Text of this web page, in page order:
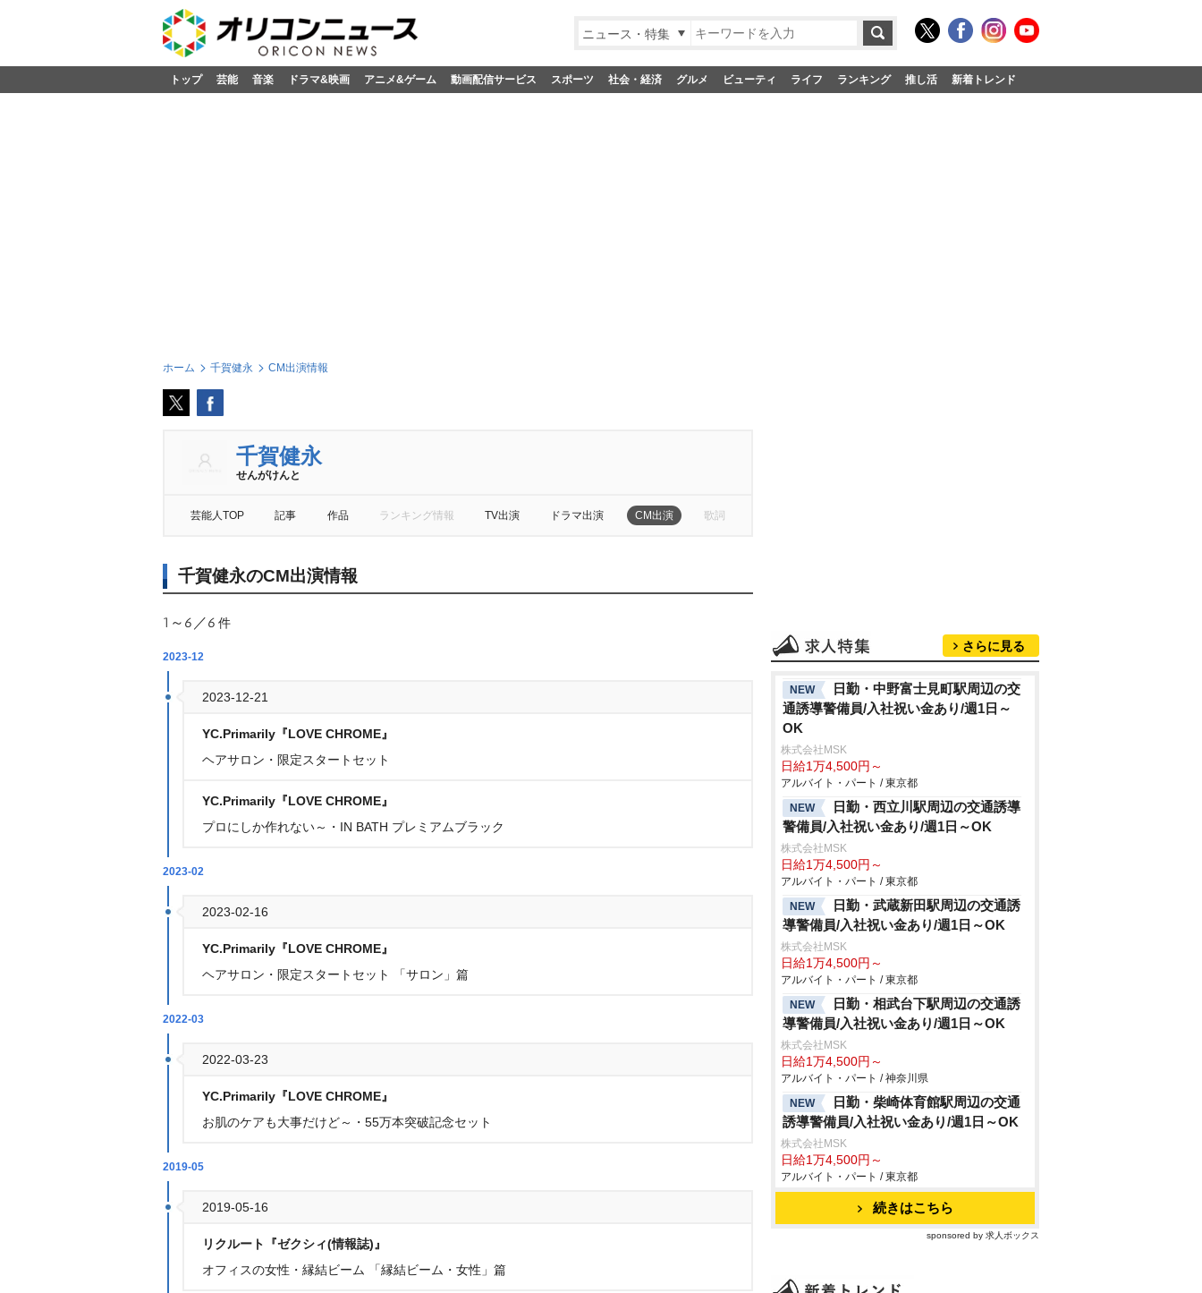
ニュース・特集
トップ 芸能 音楽 ドラマ&映画 アニメ&ゲーム 動画配信サービス スポーツ 社会・経済 グルメ ビューティ ライフ ランキング 推し活 新着トレンド
ホーム 千賀健永 CM出演情報
千賀健永
せんがけんと
芸能人TOP 記事 作品 ランキング情報 TV出演 ドラマ出演 CM出演 歌詞
千賀健永のCM出演情報
1～6／6 件
2023-12
2023-12-21
YC.Primarily『LOVE CHROME』
ヘアサロン・限定スタートセット
YC.Primarily『LOVE CHROME』
プロにしか作れない～・IN BATH プレミアムブラック
2023-02
2023-02-16
YC.Primarily『LOVE CHROME』
ヘアサロン・限定スタートセット 「サロン」篇
2022-03
2022-03-23
YC.Primarily『LOVE CHROME』
お肌のケアも大事だけど～・55万本突破記念セット
2019-05
2019-05-16
リクルート『ゼクシィ(情報誌)』
オフィスの女性・縁結ビーム 「縁結ビーム・女性」篇
さらに見る
NEW
日勤・中野富士見町駅周辺の交
通誘導警備員/入社祝い金あり/週1日～
OK
株式会社MSK
日給1万4,500円～
アルバイト・パート / 東京都
NEW
日勤・西立川駅周辺の交通誘導
警備員/入社祝い金あり/週1日～OK
株式会社MSK
日給1万4,500円～
アルバイト・パート / 東京都
NEW
日勤・武蔵新田駅周辺の交通誘
導警備員/入社祝い金あり/週1日～OK
株式会社MSK
日給1万4,500円～
アルバイト・パート / 東京都
NEW
日勤・相武台下駅周辺の交通誘
導警備員/入社祝い金あり/週1日～OK
株式会社MSK
日給1万4,500円～
アルバイト・パート / 神奈川県
NEW
日勤・柴崎体育館駅周辺の交通
誘導警備員/入社祝い金あり/週1日～OK
株式会社MSK
日給1万4,500円～
アルバイト・パート / 東京都
続きはこちら
sponsored by 求人ボックス